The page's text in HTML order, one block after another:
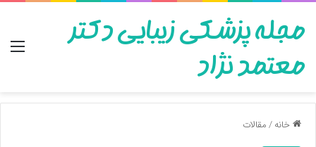
مجله پزشکی زیبایی دکتر
معتمد نژاد
خانه/مقالات